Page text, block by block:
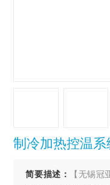
制冷加热控温
简要描述：
【无锡